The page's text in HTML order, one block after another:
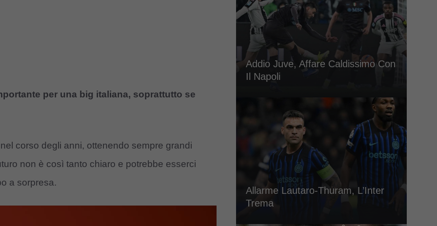
per una big italiana, soprattutto se
corso degli anni, ottenendo sempre grandi
non è così tanto chiaro e potrebbe esserci
a sorpresa.
Addio Juve, Affare Caldissimo Con
Il Napoli
Allarme Lautaro-Thuram, L’Inter
Trema